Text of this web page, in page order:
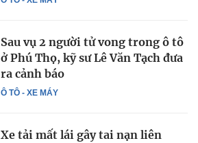
Ô TÔ - XE MÁY
Sau vụ 2 người tử vong trong ô tô
ở Phú Thọ, kỹ sư Lê Văn Tạch đưa
ra cảnh báo
Xe tải mất lái gây tai nạn liên